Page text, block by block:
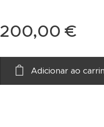
200,00 €
Adicionar ao